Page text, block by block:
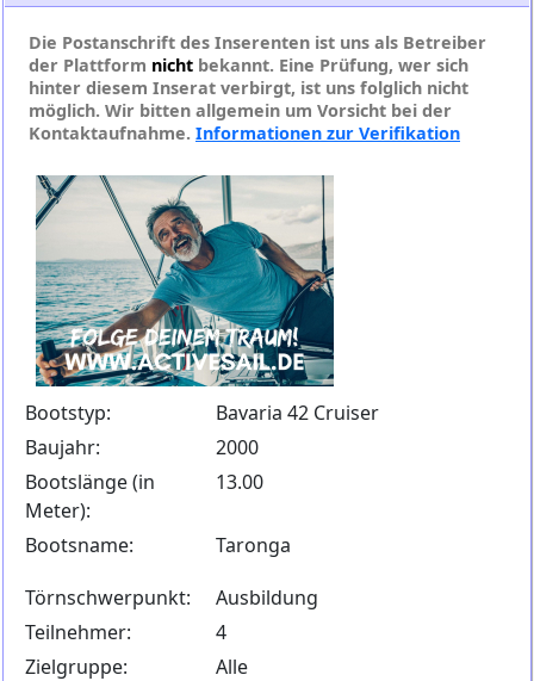
Die Postanschrift des Inserenten ist uns als Betreiber
der Plattform nicht bekannt. Eine Prüfung, wer sich
hinter diesem Inserat verbirgt, ist uns folglich nicht
möglich. Wir bitten allgemein um Vorsicht bei der
Kontaktaufnahme. Informationen zur Verifikation
Bootstyp:
Bavaria 42 Cruiser
Baujahr:
2000
Bootslänge (in
Meter):
13.00
Bootsname:
Taronga
Törnschwerpunkt:
Ausbildung
Teilnehmer:
4
Zielgruppe:
Alle